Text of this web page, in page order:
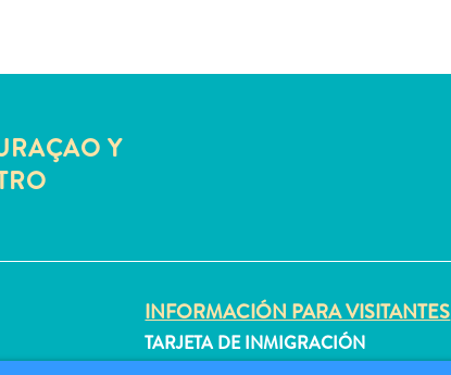
Y
INFORMACIÓN PARA VISITANTES
TARJETA DE INMIGRACIÓN